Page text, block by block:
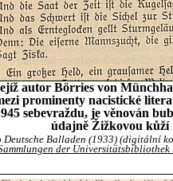
autor Börries von
prominenty nacistické
sebevraždu, je věnován
údajně Žižkovou kůží
Deutsche Balladen (1933) (digitální
der Universitätsbibliothek